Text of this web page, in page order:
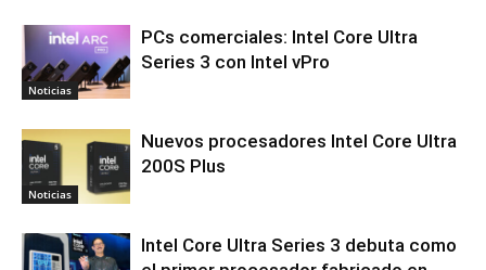
Noticias
PCs comerciales: Intel Core Ultra
Series 3 con Intel vPro
Noticias
Nuevos procesadores Intel Core Ultra
200S Plus
Intel Core Ultra Series 3 debuta como